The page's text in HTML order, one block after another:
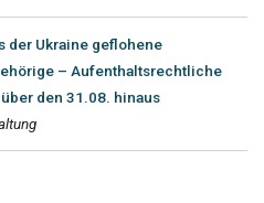
der Ukraine geflohene
– Aufenthaltsrechtliche
den 31.08. hinaus